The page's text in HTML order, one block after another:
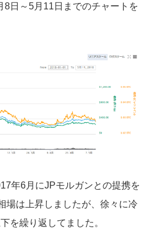
8日～5月11日までのチャートを
年6月にJPモルガンとの提携を
場は上昇しましたが、徐々に冷
を繰り返してました。